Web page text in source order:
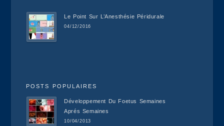
Le Point Sur L’Anesthésie Péridurale
04/12/2016
POSTS POPULAIRES
Développement Du Foetus Semaines
Aprés Semaines
10/04/2013